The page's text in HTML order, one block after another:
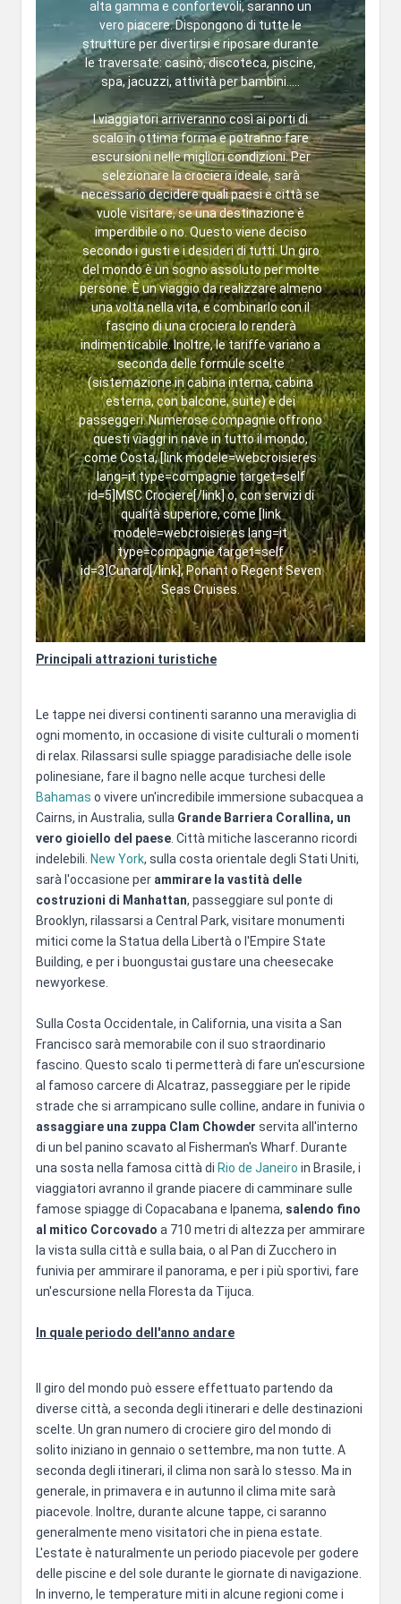
alta gamma e confortevoli, saranno un
vero piacere. Dispongono di tutte le
strutture per divertirsi e riposare durante
le traversate: casinò, discoteca, piscine,
spa, jacuzzi, attività per bambini.....
I viaggiatori arriveranno così ai porti di
scalo in ottima forma e potranno fare
escursioni nelle migliori condizioni. Per
selezionare la crociera ideale, sarà
necessario decidere quali paesi e città se
vuole visitare, se una destinazione è
imperdibile o no. Questo viene deciso
secondo i gusti e i desideri di tutti. Un giro
del mondo è un sogno assoluto per molte
persone. È un viaggio da realizzare almeno
una volta nella vita, e combinarlo con il
fascino di una crociera lo renderà
indimenticabile. Inoltre, le tariffe variano a
seconda delle formule scelte
(sistemazione in cabina interna, cabina
esterna, con balcone, suite) e dei
passeggeri. Numerose compagnie offrono
questi viaggi in nave in tutto il mondo,
come Costa, [link modele=webcroisieres
lang=it type=compagnie target=self
id=5]MSC Crociere[/link] o, con servizi di
qualità superiore, come [link
modele=webcroisieres lang=it
type=compagnie target=self
id=3]Cunard[/link], Ponant o Regent Seven
Seas Cruises.
Principali attrazioni turistiche
Le tappe nei diversi continenti saranno una meraviglia di
ogni momento, in occasione di visite culturali o momenti
di relax. Rilassarsi sulle spiagge paradisiache delle isole
polinesiane, fare il bagno nelle acque turchesi delle
Bahamas o vivere un'incredibile immersione subacquea a
Cairns, in Australia, sulla Grande Barriera Corallina, un
vero gioiello del paese . Città mitiche lasceranno ricordi
indelebili. New York, sulla costa orientale degli Stati Uniti,
sarà l'occasione per ammirare la vastità delle
costruzioni di Manhattan, passeggiare sul ponte di
Brooklyn, rilassarsi a Central Park, visitare monumenti
mitici come la Statua della Libertà o l'Empire State
Building, e per i buongustai gustare una cheesecake
newyorkese.
Sulla Costa Occidentale, in California, una visita a San
Francisco sarà memorabile con il suo straordinario
fascino. Questo scalo ti permetterà di fare un'escursione
al famoso carcere di Alcatraz, passeggiare per le ripide
strade che si arrampicano sulle colline, andare in funivia o
assaggiare una zuppa Clam Chowder servita all'interno
di un bel panino scavato al Fisherman's Wharf. Durante
una sosta nella famosa città di Rio de Janeiro in Brasile, i
viaggiatori avranno il grande piacere di camminare sulle
famose spiagge di Copacabana e Ipanema, salendo fino
al mitico Corcovado a 710 metri di altezza per ammirare
la vista sulla città e sulla baia, o al Pan di Zucchero in
funivia per ammirare il panorama, e per i più sportivi, fare
un'escursione nella Floresta da Tijuca.
In quale periodo dell'anno andare
Il giro del mondo può essere effettuato partendo da
diverse città, a seconda degli itinerari e delle destinazioni
scelte. Un gran numero di crociere giro del mondo di
solito iniziano in gennaio o settembre, ma non tutte. A
seconda degli itinerari, il clima non sarà lo stesso. Ma in
generale, in primavera e in autunno il clima mite sarà
piacevole. Inoltre, durante alcune tappe, ci saranno
generalmente meno visitatori che in piena estate.
L'estate è naturalmente un periodo piacevole per godere
delle piscine e del sole durante le giornate di navigazione.
In inverno, le temperature miti in alcune regioni come i